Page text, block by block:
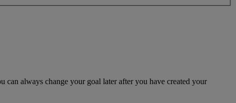
always change your goal later after you have created your